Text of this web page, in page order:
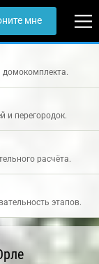
мне
домокомплекта.
и перегородок.
расчёта.
этапов.